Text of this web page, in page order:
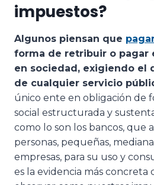
impuestos?
Algunos piensan que
forma de retribuir o pagar
en sociedad, exigiendo el
de cualquier servicio
único ente en obligación de
social estructurada y
como lo son los bancos, que
personas, pequeñas,
empresas, para su uso y
es la evidencia más